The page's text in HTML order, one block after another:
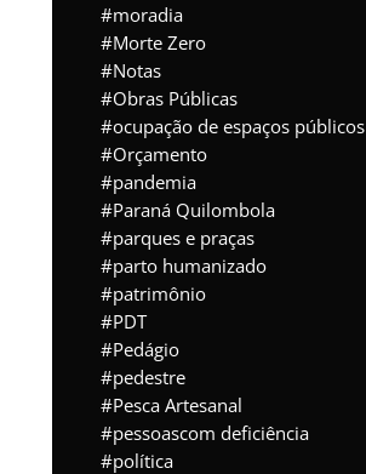
moradia
Morte Zero
Notas
Obras Públicas
ocupação de espaços públicos
Orçamento
pandemia
Paraná Quilombola
parques e praças
parto humanizado
patrimônio
PDT
Pedágio
pedestre
Pesca Artesanal
pessoascom deficiência
política